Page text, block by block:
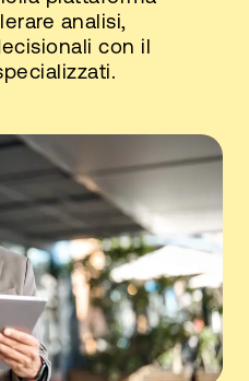
analisi,
con il